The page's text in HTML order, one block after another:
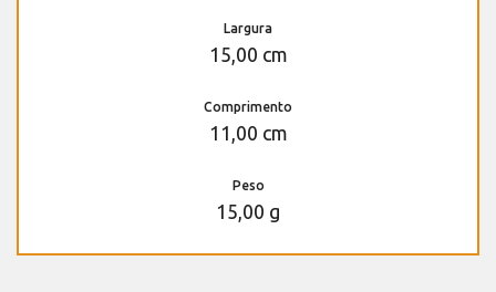
Largura
15,00 cm
Comprimento
11,00 cm
Peso
15,00 g